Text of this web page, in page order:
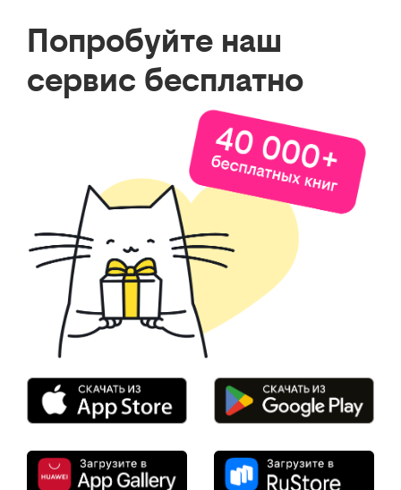
Попробуйте наш
сервис бесплатно